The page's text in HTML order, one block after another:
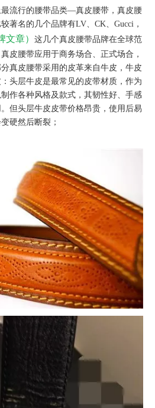
流行的腰带品类—真皮腰带，真皮腰
著名的几个品牌有LV、CK、Gucci，
文章） 这几个真皮腰带品牌在全球范
皮腰带应用于商务场合、正式场合，
真皮腰带采用的皮革来自牛皮，牛皮
头层牛皮是最常见的皮带材质，作为
作各种风格及款式，其韧性好、手感
但头层牛皮皮带价格昂贵，使用后易
硬然后断裂；